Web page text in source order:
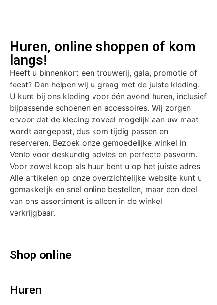
Huren, online shoppen of kom
langs!
Heeft u binnenkort een trouwerij, gala, promotie of
feest? Dan helpen wij u graag met de juiste kleding.
U kunt bij ons kleding voor één avond huren, inclusief
bijpassende schoenen en accessoires. Wij zorgen
ervoor dat de kleding zoveel mogelijk aan uw maat
wordt aangepast, dus kom tijdig passen en
reserveren. Bezoek onze gemoedelijke winkel in
Venlo voor deskundig advies en perfecte pasvorm.
Voor zowel koop als huur bent u op het juiste adres.
Alle artikelen op onze overzichtelijke website kunt u
gemakkelijk en snel online bestellen, maar een deel
van ons assortiment is alleen in de winkel
verkrijgbaar.
Shop online
Huren